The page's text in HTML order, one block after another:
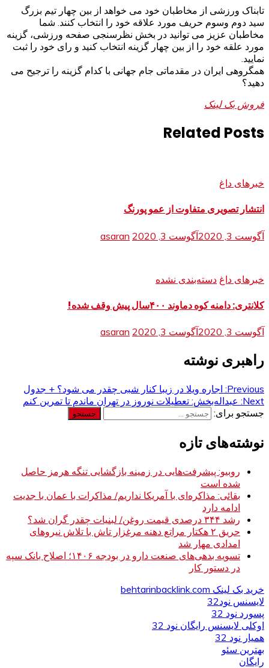
تابناک ورزشی از مخاطبان خود می خواهد از بین چهار تیم بزرگ
سید دوم وسوم حریف مورد علاقه خود را انتخاب کنند. شما
مخاطبان عزیز می توانید در بخش نظرسنجی صفحه ورزشی، گزینه
مورد علقه خود را از بین چهار گزینه انتخاب کنید و رای خود را ثبت
نمایید.
همگروهی ایران در مقدماتی جام جهانی با کدام گزینه را ترجیح می
دهید؟
فروش بک لینک
Related Posts
خبرهای داغ
انتشار تصویری متفاوت از عمو پورنگ
آگوست 3, 2020 آگوست 3, 2020 asaran
خبرهای داغ دسته‌بندی نشده
کلانتری: دامنه کوه دماوند ۴۰۰سال پیش وقف شده!
آگوست 3, 2020 آگوست 3, 2020 asaran
راهبری نوشته
Previous: اجاره ویلا در زیبا کنار شبی چقدر می شود؟ + جدول
Next: عبداله‌بخش: تعطیلات نوروز در تهران ماندم تا تمرین کنم
جستجو برای:
نوشته‌های تازه
روبیو: پیشرفت‌هایی در زمینه بازگشایی تنگه هرمز حاصل
شده است
بقائی: مذاکره‌ای با آمریکا نداریم/ مذاکرات با عمان با جدیت
ادامه دارد
رشد ۳۴۴ درصدی قیمت روغن/ لبنیات چقدر گران شد؟
حریق ۲ هکتار مراتع دهنه مرغزار تاش با تلاش نیروهای
امدادی مهار شد
تسویه بدهی‌های صنعت دارو در بودجه ۱۴۰۶؛ اصلاح بانک سپه
در دستور کار
خرید بک لینک behtarinbacklink.com
لایسنس نود32
پسورد نود 32
اوکلی لایسنس رایگان نود 32
همیار نود 32
بهترین سئو
رایگان